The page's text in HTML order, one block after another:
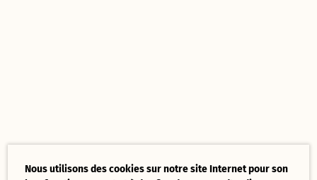
Nous utilisons des cookies sur notre site Internet pour son